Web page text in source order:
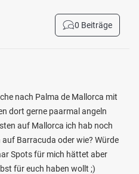
0 Beiträge
nach Palma de Mallorca mit
dort gerne paarmal angeln
auf Mallorca ich hab noch
Barracuda oder wie? Würde
Spots für mich hättet aber
für euch haben wollt ;)